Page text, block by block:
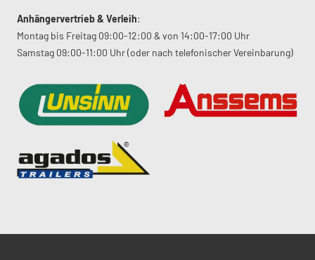
Anhängervertrieb & Verleih:
Montag bis Freitag 09:00-12:00 & von 14:00-17:00 Uhr
Samstag 09:00-11:00 Uhr (oder nach telefonischer Vereinbarung)